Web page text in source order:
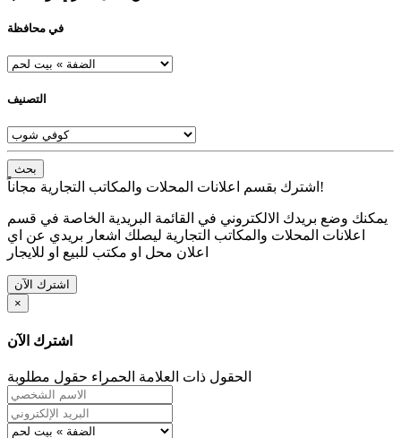
في محافظة
التصنيف
بحث
اشترك بقسم اعلانات المحلات والمكاتب التجارية مجاناً!
يمكنك وضع بريدك الالكتروني في القائمة البريدية الخاصة في قسم
اعلانات المحلات والمكاتب التجارية ليصلك اشعار بريدي عن اي
اعلان محل او مكتب للبيع او للايجار
اشترك الآن
×
اشترك الآن
الحقول ذات العلامة الحمراء حقول مطلوبة